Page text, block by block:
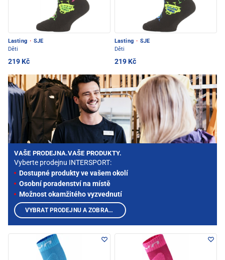
Lasting · SJE
Děti
219 Kč
Lasting · SJE
Děti
219 Kč
VAŠE PRODEJNA.VAŠE PRODUKTY.
Vyberte prodejnu INTERSPORT:
Dostupné produkty ve vašem okolí
Osobní poradenství na místě
Možnost okamžitého vyzvednutí
VYBRAT PRODEJNU A ZOBRAZIT PRODUKTY